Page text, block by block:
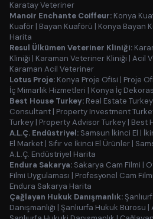
Karatay Veteriner
Manoir Enchante Coiffeur: Konya
Kuaför | Bayan Kuaförü | Konya Bayan
Harita
Resul Ülkümen Veteriner Kliniği:
Kliniği | Karaman Veteriner Kliniği | Acil
Karaman Acil Veteriner
Lotus Proje: Konya Proje Ofisi | Proje
İç Mimarlık Hizmetleri | Konya İç
Best House Turkey: Real Estate Turkey
Consultant | Property Investment
Turkey | Property Advisor Turkey | Best
A.L.Ç. Endüstriyel: Samsun İkinci El |
El Market | Sıfır ve İkinci El Ürünler |
A.L.Ç. Endüstriyel Harita
Endura Sakarya: Sakarya Cam Filmi |
Filmi Uygulaması | Profesyonel Cam Filmi
Endura Sakarya Harita
Çağlayan Hukuk Danışmanlık:
Danışmanlığı | Şanlıurfa Hukuk Bürosu |